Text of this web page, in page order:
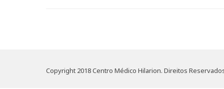
Copyright 2018 Centro Médico Hilarion. Direitos